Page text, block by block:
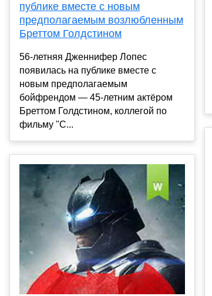
публике вместе с новым
предполагаемым возлюбленным
Бреттом Голдстином
56-летняя Дженнифер Лопес
появилась на публике вместе с
новым предполагаемым
бойфрендом — 45-летним актёром
Бреттом Голдстином, коллегой по
фильму "С...